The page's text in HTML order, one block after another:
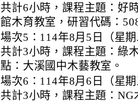
共計6小時，課程主題：好
館木育教室，研習代碼：
場次5：114年8月5日（星
共計3小時，課程主題：綠
點：大溪國中木藝教室。
場次6：114年8月6日（星
共計3小時，課程主題：